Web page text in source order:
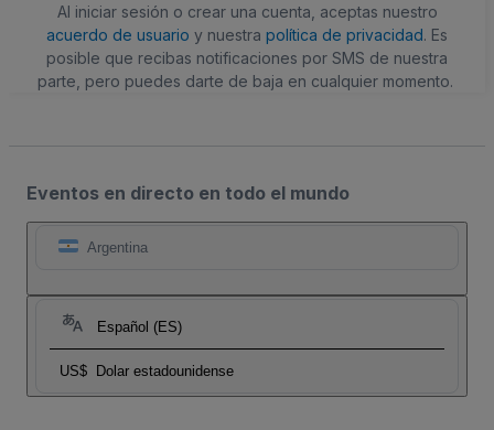
Al iniciar sesión o crear una cuenta, aceptas nuestro
acuerdo de usuario y nuestra política de privacidad. Es
posible que recibas notificaciones por SMS de nuestra
parte, pero puedes darte de baja en cualquier momento.
Eventos en directo en todo el mundo
Argentina
Español (ES)
US$ Dolar estadounidense